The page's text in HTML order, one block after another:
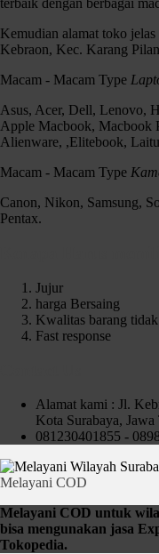
terbaik dengan berbagai
Kemudian alamat toko
Kebraon, Kec. Karang
Macam - Macam Type
Asus, Acer, Dell, Lenovo,
Apple Macbook, Macbook
Alienware, ,Elitebook,
Macam - Macam Type
Canon, Nikon, Samsung,
Pentax.
Jujur
harga Bersaing
Kwalitas barang
Fast response
Alamat kami : Jl.
Kota Surabaya,
081230401855 -
Melayani COD
Melayani COD untuk
bisa mengunakan jasa
Tokopedia.